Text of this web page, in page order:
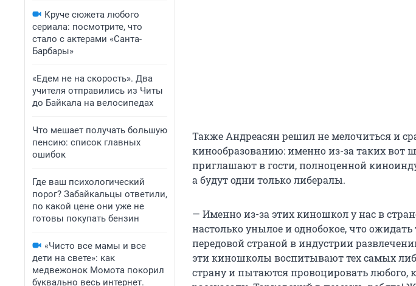
Круче сюжета любого
сериала: посмотрите, что
стало с актерами «Санта-
Барбары»
«Едем не на скорость». Два
учителя отправились из Читы
до Байкала на велосипедах
Что мешает получать большую
пенсию: список главных
ошибок
Где ваш психологический
порог? Забайкальцы ответили,
по какой цене они уже не
готовы покупать бензин
«Чисто все мамы и все
дети на свете»: как
медвежонок Момота покорил
буквально весь интернет.
Также Андреасян решил не мелочиться и
кинообразованию: именно из-за таких вот
приглашают в гости, полноценной
а будут одни только либералы.
— Именно из-за этих киношкол у нас в
настолько унылое и однобокое, что
передовой страной в индустрии
эти киношколы воспитывают тех самых
страну и пытаются провоцировать любого,